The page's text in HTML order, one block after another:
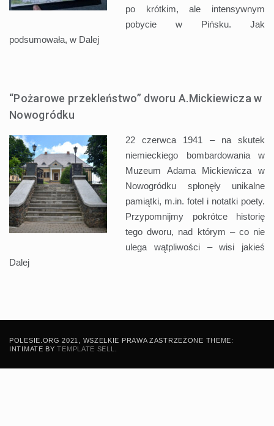
po krótkim, ale intensywnym
pobycie w Pińsku. Jak
podsumowała, w Dalej
“Pożarowe przekleństwo” dworu A.Mickiewicza w
Nowogródku
22 czerwca 1941 – na skutek
niemieckiego bombardowania w
Muzeum Adama Mickiewicza w
Nowogródku spłonęły unikalne
pamiątki, m.in. fotel i notatki poety.
Przypomnijmy pokrótce historię
tego dworu, nad którym – co nie
ulega wątpliwości – wisi jakieś
Dalej
POLESIE.ORG 2021, WSZELKIE PRAWA ZASTRZEŻONE THEME:
INTIMATE BYTEMPLATE SELL